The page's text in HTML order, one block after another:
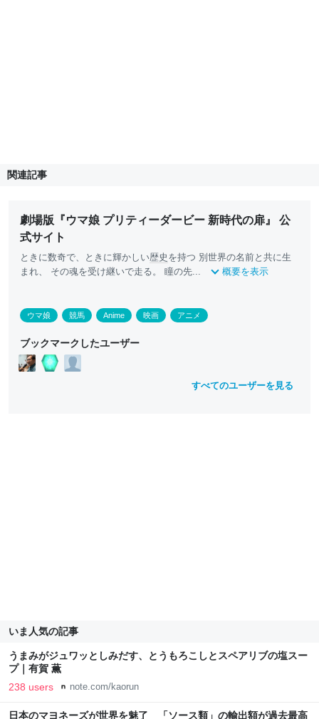
関連記事
劇場版『ウマ娘 プリティーダービー 新時代の扉』 公
式サイト
ときに数奇で、ときに輝かしい歴史 を持つ 別世界の名前と共に生
まれ、 その魂を受け継いで走る。 瞳の先...
概要を表示
ウマ娘 競馬 Anime 映画 アニメ
ブックマークしたユーザー
すべてのユーザーを見る
いま人気の記事
うまみがジュワッとしみだす、とうもろこしとスペアリブの塩スー
プ｜有賀 薫
238 users note.com/kaorun
日本のマヨネーズが世界を魅了 「ソース類」の輸出額が過去最高